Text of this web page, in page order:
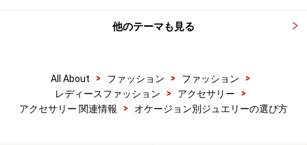
他のテーマも見る
All About > ファッション > ファッション
>
レディースファッション
> アクセサリー
>
アクセサリー 関連情報
> オケージョン別ジュエリーの選び方